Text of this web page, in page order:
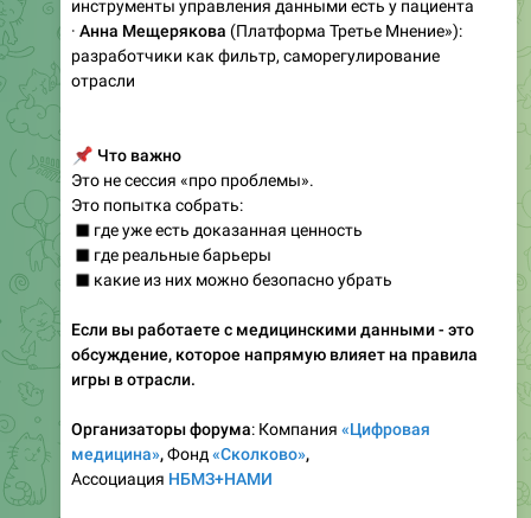
инструменты управления данными есть у пациента
· Анна Мещерякова (Платформа Третье Мнение»):
разработчики как фильтр, саморегулирование
отрасли
Что важно
Это не сессия «про проблемы».
Это попытка собрать:
где уже есть доказанная ценность
где реальные барьеры
какие из них можно безопасно убрать
Если вы работаете с медицинскими данными - это
обсуждение, которое напрямую влияет на правила
игры в отрасли.
Организаторы форума: Компания «Цифровая
медицина»,Фонд«Сколково»,
Ассоциация НБМЗ+НАМИ